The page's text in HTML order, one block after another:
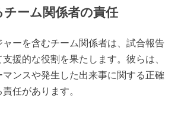
ーム関係者の責任
ャーを含むチーム関係者は、試合報告
援的な役割を果たします。彼らは、
ンスや発生した出来事に関する正確
任があります。